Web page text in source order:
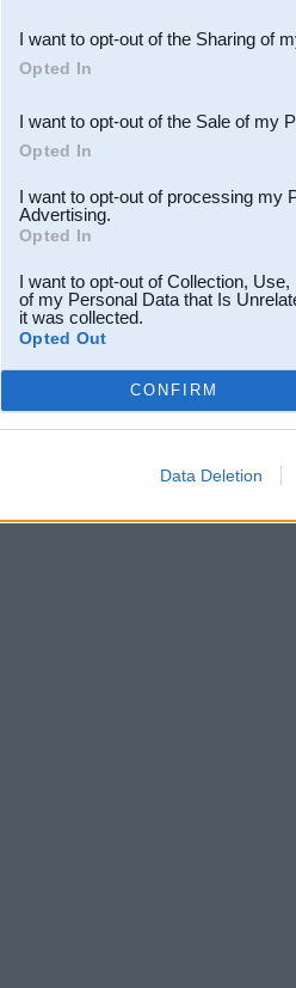
Downstream Participants
third parties.
I want to opt-out of the Sharing of
Opted In
I want to opt-out of the Sale of my
Opted In
I want to opt-out of processing my
Advertising.
Opted In
I want to opt-out of Collection,
of my Personal Data that Is
it was collected.
Opted Out
CONFIRM
Data Deletion